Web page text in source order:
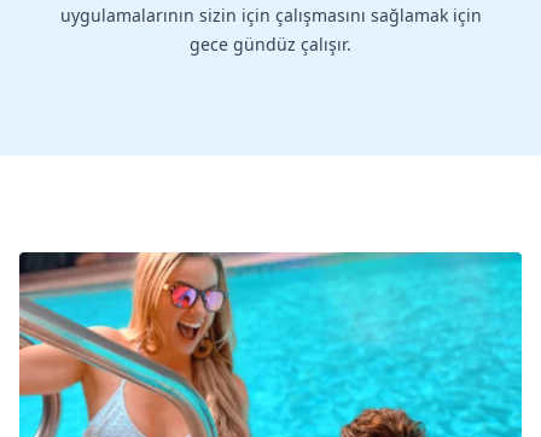
uygulamalarının sizin için çalışmasını sağlamak için
gece gündüz çalışır.